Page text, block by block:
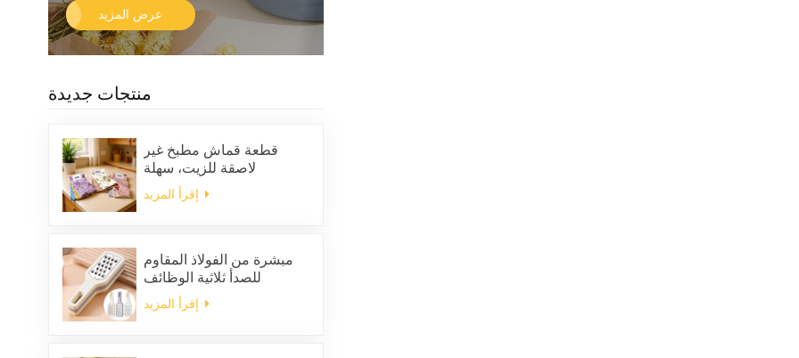
عرض المزيد
منتجات جديدة
قطعة قماش مطبخ غير
لاصقة للزيت، سهلة
التنظيف، سميكة، مربعة
الشكل، مطبوعة، مصنوعة
للبيئة
مبشرة من الفولاذ المقاوم
للصدأ ثلاثية الوظائف